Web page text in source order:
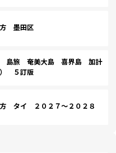
墨田区
島旅 奄美大島 喜界島 加計
） ５訂版
タイ ２０２７～２０２８